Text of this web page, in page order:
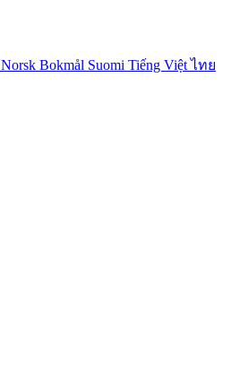
Norsk Bokmål Suomi Tiếng Việtไทย